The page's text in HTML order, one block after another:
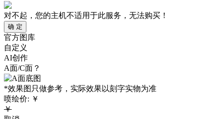
对不起，您的主机不适用于此服务，无法购买！
确 定
官方图库
自定义
AI创作
A面/C面？
*效果图只做参考，实际效果以刻字实物为准
喷绘价: ￥
￥